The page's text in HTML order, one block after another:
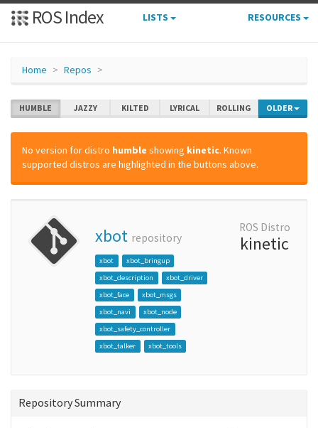
ROS Index LISTS RESOURCES
Home Repos
HUMBLE JAZZY KILTED LYRICAL ROLLING OLDER
No version for distro humble showing kinetic. Known
supported distros are highlighted in the buttons above.
xbot repository
xbot
xbot_bringup
xbot_description
xbot_driver
xbot_face
xbot_msgs
xbot_navi
xbot_node
xbot_safety_controller
xbot_talker
xbot_tools
ROS Distro
kinetic
Repository Summary